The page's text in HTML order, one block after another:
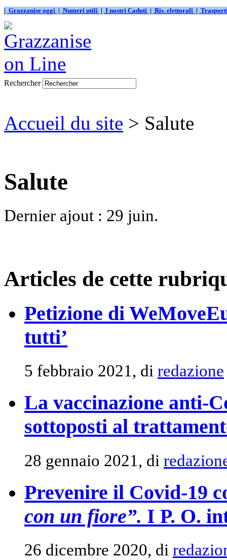
| Grazzanise oggi | Numeri utili | I nostri Caduti | Ris. elettorali |
Rechercher
Accueil du site > Salute
Salute
Dernier ajout : 29 juin.
Articles de cette
Petizione di
tutti’
5 febbraio 2021, di redazione
La vaccinazione anti-
sottoposti al
28 gennaio 2021, di
Prevenire il Covid-19
con un fiore”. I P. O.
26 dicembre 2020, di